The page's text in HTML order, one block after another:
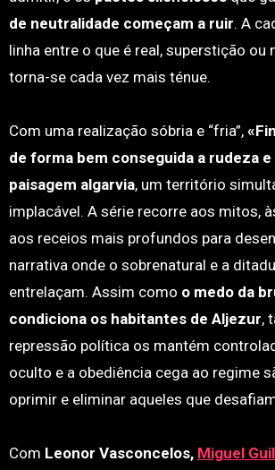
de neutralidade começam a ruir. A
linha entre o que é real, superstição ou
torna-se cada vez mais ténue.
Com uma realização sóbria e “fria”,
de forma bem conseguida a rudeza
paisagem algarvia, um território
implacável. A série recorre aos mitos,
aos receios mais profundos para
narrativa onde o sobrenatural e a
entrelaçam. Assim como o medo da
condiciona os habitantes de Aljezur,
repressão política os mantém
oculto e a obediência cega ao regime
oprimir e eliminar aqueles que
Com Leonor Vasconcelos, Miguel